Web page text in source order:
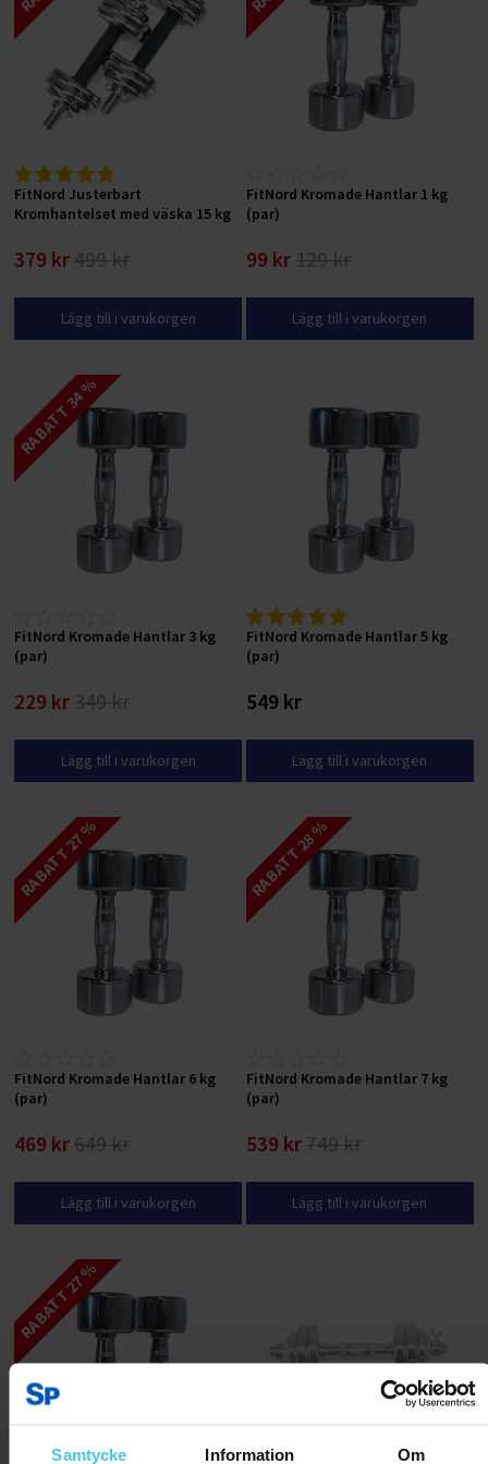
Samtycke Information Om
FitNord Justerbart
Kromhantelset med väska 15 kg
379 kr 499 kr
Lägg till i varukorgen
FitNord Kromade Hantlar 1 kg
(par)
99 kr129 kr
Lägg till i varukorgen
RABATT 34 %
FitNord Kromade Hantlar 3 kg
(par)
229 kr 349 kr
Lägg till i varukorgen
FitNord Kromade Hantlar 5 kg
(par)
549 kr
Lägg till i varukorgen
RABATT 27 %
FitNord Kromade Hantlar 6 kg
(par)
469 kr 649 kr
Lägg till i varukorgen
RABATT 28 %
FitNord Kromade Hantlar 7 kg
(par)
539 kr749 kr
Lägg till i varukorgen
RABATT 27 %